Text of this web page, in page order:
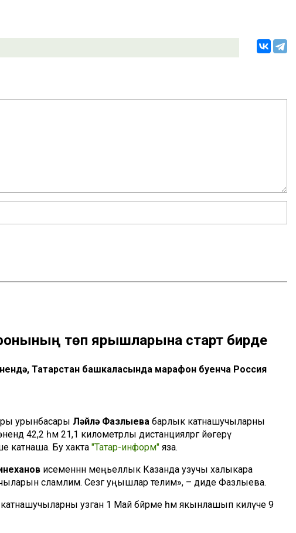
төп ярышларына старт бирде
Татарстан башкаласында марафон буенча Россия
урынбасары Ләйлә Фазлыева барлык катнашучыларны
42,2 һәм 21,1 километрлы дистанцияләргә йөгерү
катнаша. Бу хакта "Татар-информ" яза.
исеменнән меңьеллык Казанда узучы халыкара
сәламлим. Сезгә уңышлар телим», – диде Фазлыева.
узган 1 Май бәйрәме һәм якынлашып килүче 9